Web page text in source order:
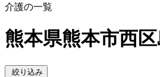
介護の一覧
熊本県熊本市西
絞り込み